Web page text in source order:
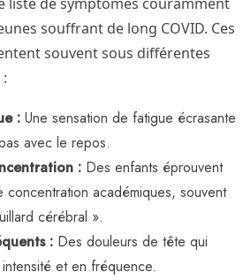
souffrant de long COVID. Ces
souvent sous différentes
: Une sensation de fatigue écrasante
avec le repos.
: Des enfants éprouvent
académiques, souvent
cérébral ».
: Des douleurs de tête qui
et en fréquence.